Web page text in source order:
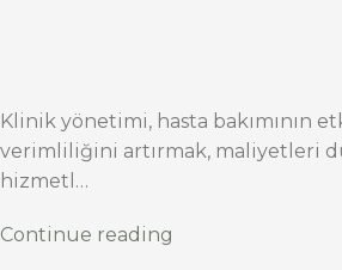
Klinik yönetimi, hasta bakımının
verimliliğini artırmak, maliyetleri
hizmetl…
Continue reading